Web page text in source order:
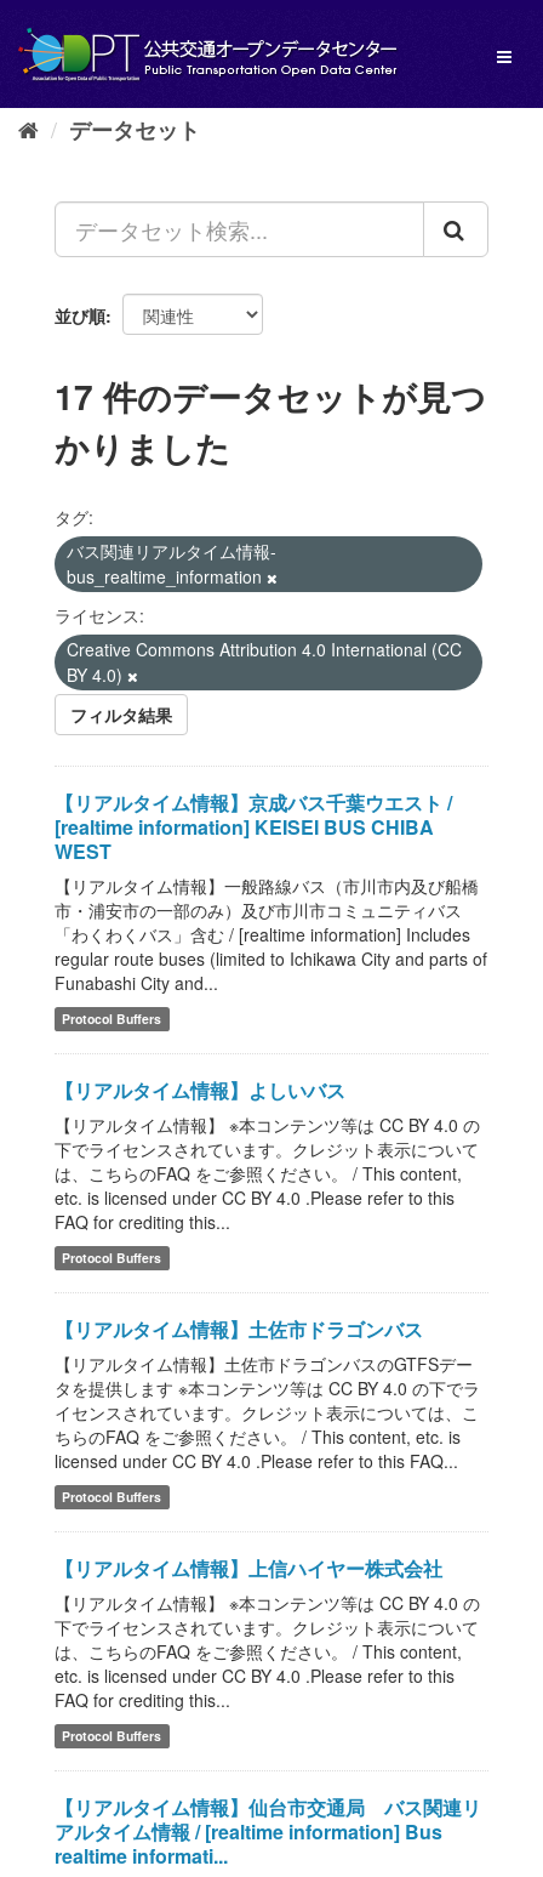
し
データセット
並び順
17 件のデータセットが見つ
かりました
タグ:
バス関連リアルタイム情報-
bus_realtime_information
ライセンス:
Creative Commons Attribution 4.0 International (CC
BY 4.0)
フィルタ結果
【リアルタイム情報】京成バス千葉ウエスト /
[realtime information] KEISEI BUS CHIBA
WEST
【リアルタイム情報】一般路線バス（市川市内及び船橋
市・浦安市の一部のみ）及び市川市コミュニティバス
「わくわくバス」含む / [realtime information] Includes
regular route buses (limited to Ichikawa City and parts of
Funabashi City and...
Protocol Buffers
【リアルタイム情報】よしいバス
【リアルタイム情報】 ※本コンテンツ等は CC BY 4.0 の
下でライセンスされています。クレジット表示について
は、こちらのFAQ をご参照ください。 / This content,
etc. is licensed under CC BY 4.0 .Please refer to this
FAQ for crediting this...
Protocol Buffers
【リアルタイム情報】土佐市ドラゴンバス
【リアルタイム情報】土佐市ドラゴンバスのGTFSデー
タを提供します ※本コンテンツ等は CC BY 4.0 の下でラ
イセンスされています。クレジット表示については、こ
ちらのFAQ をご参照ください。 / This content, etc. is
licensed under CC BY 4.0 .Please refer to this FAQ...
Protocol Buffers
【リアルタイム情報】上信ハイヤー株式会社
【リアルタイム情報】 ※本コンテンツ等は CC BY 4.0 の
下でライセンスされています。クレジット表示について
は、こちらのFAQ をご参照ください。 / This content,
etc. is licensed under CC BY 4.0 .Please refer to this
FAQ for crediting this...
Protocol Buffers
【リアルタイム情報】仙台市交通局 バス関連リ
アルタイム情報 / [realtime information] Bus
realtime informati...